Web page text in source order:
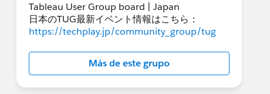
Tableau User Group board | Japan
日本のTUG最新イベント情報はこちら：
https://techplay.jp/community_group/tug
Más de este grupo